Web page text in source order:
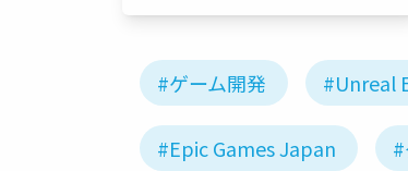
#ゲーム開発 #Unreal
#Epic Games Japan